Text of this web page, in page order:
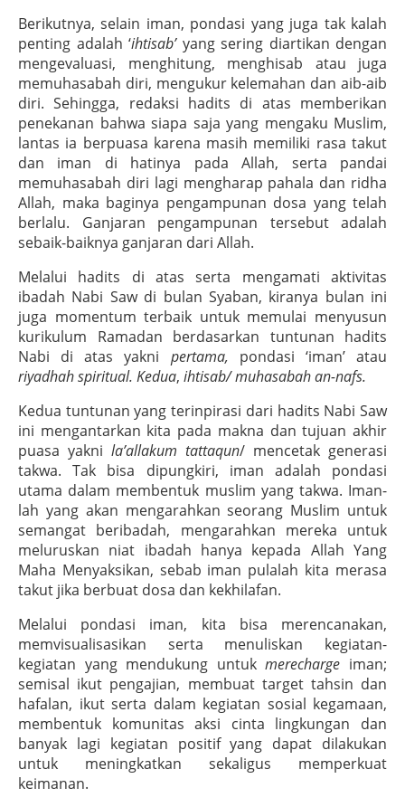
Berikutnya, selain iman, pondasi yang juga tak kalah
penting adalah ‘ihtisab’ yang sering diartikan dengan
mengevaluasi, menghitung, menghisab atau juga
memuhasabah diri, mengukur kelemahan dan aib-aib
diri. Sehingga, redaksi hadits di atas memberikan
penekanan bahwa siapa saja yang mengaku Muslim,
lantas ia berpuasa karena masih memiliki rasa takut
dan iman di hatinya pada Allah, serta pandai
memuhasabah diri lagi mengharap pahala dan ridha
Allah, maka baginya pengampunan dosa yang telah
berlalu. Ganjaran pengampunan tersebut adalah
sebaik-baiknya ganjaran dari Allah.
Melalui hadits di atas serta mengamati aktivitas
ibadah Nabi Saw di bulan Syaban, kiranya bulan ini
juga momentum terbaik untuk memulai menyusun
kurikulum Ramadan berdasarkan tuntunan hadits
Nabi di atas yakni pertama, pondasi ‘iman’ atau
riyadhah spiritual. Kedua, ihtisab/ muhasabah an-nafs.
Kedua tuntunan yang terinpirasi dari hadits Nabi Saw
ini mengantarkan kita pada makna dan tujuan akhir
puasa yakni la’allakum tattaqun/ mencetak generasi
takwa. Tak bisa dipungkiri, iman adalah pondasi
utama dalam membentuk muslim yang takwa. Iman-
lah yang akan mengarahkan seorang Muslim untuk
semangat beribadah, mengarahkan mereka untuk
meluruskan niat ibadah hanya kepada Allah Yang
Maha Menyaksikan, sebab iman pulalah kita merasa
takut jika berbuat dosa dan kekhilafan.
Melalui pondasi iman, kita bisa merencanakan,
memvisualisasikan serta menuliskan kegiatan-
kegiatan yang mendukung untukmerecharge iman;
semisal ikut pengajian, membuat target tahsin dan
hafalan, ikut serta dalam kegiatan sosial kegamaan,
membentuk komunitas aksi cinta lingkungan dan
banyak lagi kegiatan positif yang dapat dilakukan
untuk meningkatkan sekaligus memperkuat
keimanan.